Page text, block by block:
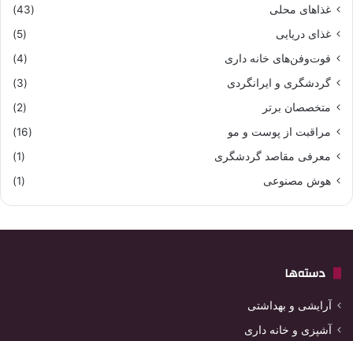
غذاهای محلی
(43)
غذای دریایی
(5)
فوت‌وفن‌های خانه داری
(4)
گردشگری و ایرانگردی
(3)
متخصصان برتر
(2)
مراقبت از پوست و مو
(16)
معرفی مقاصد گردشگری
(1)
هوش مصنوعی
(1)
دسته‌ها
آرایشی و بهداشتی
آشپزی و خانه داری